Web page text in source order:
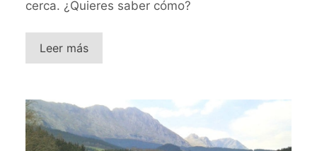
cerca. ¿Quieres saber cómo?
Leer más